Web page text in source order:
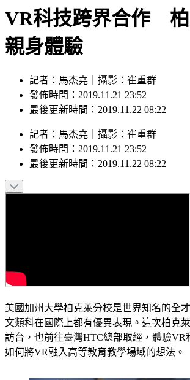
VR科技跨界合作
親身體驗
記者：馬杰堯｜攝影：崔重群
發佈時間：2019.11.21 23:52
最後更新時間：2019.11.22 08:22
記者 ： 馬杰堯 攝影 ： 崔重群
發佈時間： 2019.11.21 23:52
最後更新時間： 2019.11.22 08:22
美國加州大學柏克萊分校是世界知名的全
文類科在國際上都有優異表現。這次柏克
訪台，也前往臺灣HTC總部取經，體驗VR
如何將VR融入高等教育教學場域的想法。